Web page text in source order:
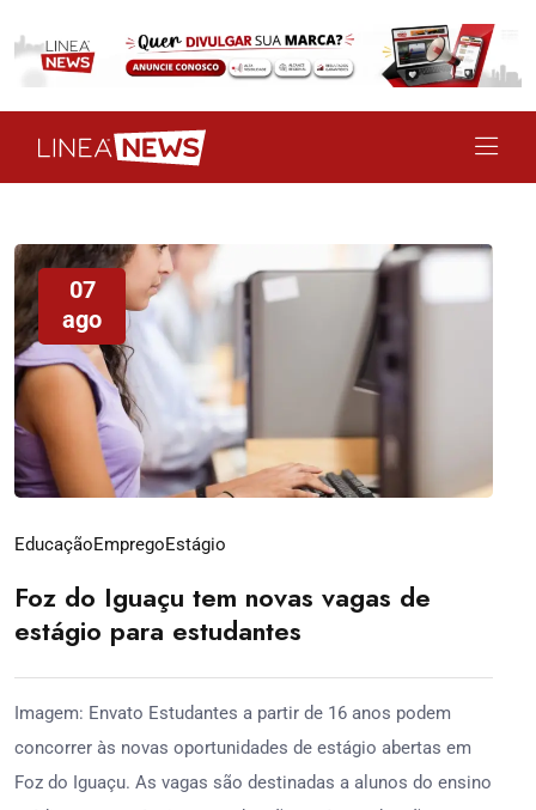
07
ago
EducaçãoEmpregoEstágio
Foz do Iguaçu tem novas vagas de
estágio para estudantes
Imagem: Envato Estudantes a partir de 16 anos podem
concorrer às novas oportunidades de estágio abertas em
Foz do Iguaçu. As vagas são destinadas a alunos do ensino